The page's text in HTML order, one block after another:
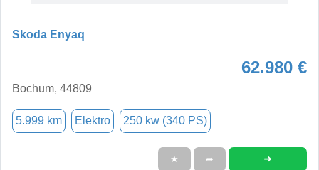
Skoda Enyaq
62.980 €
Bochum, 44809
5.999 km Elektro 250 kw (340 PS)
★ ➦ ➜